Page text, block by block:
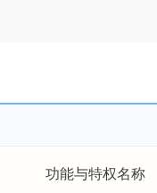
功能与特权名称